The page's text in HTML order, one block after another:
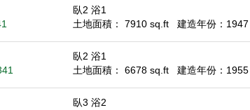
臥2 浴1
土地面積： 7910 sq.ft
建造年份：1947
臥2 浴1
土地面積： 6678 sq.ft
建造年份：1955
臥3 浴2